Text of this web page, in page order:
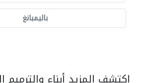
باليمبانغ
اكتشف المزيد أبناء والترميم